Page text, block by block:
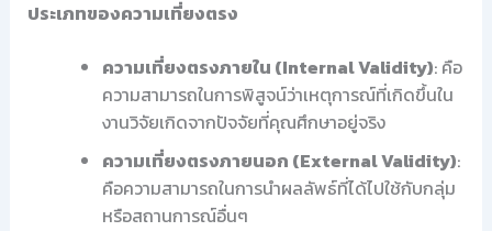
ประเภทของความเที่ยงตรง
ความเที่ยงตรงภายใน (Internal Validity): คือ
ความสามารถในการพิสูจน์ว่าเหตุการณ์ที่เกิดขึ้นใน
งานวิจัยเกิดจากปัจจัยที่คุณศึกษาอยู่จริง
ความเที่ยงตรงภายนอก (External Validity):
คือความสามารถในการนำผลลัพธ์ที่ได้ไปใช้กับกลุ่ม
หรือสถานการณ์อื่นๆ